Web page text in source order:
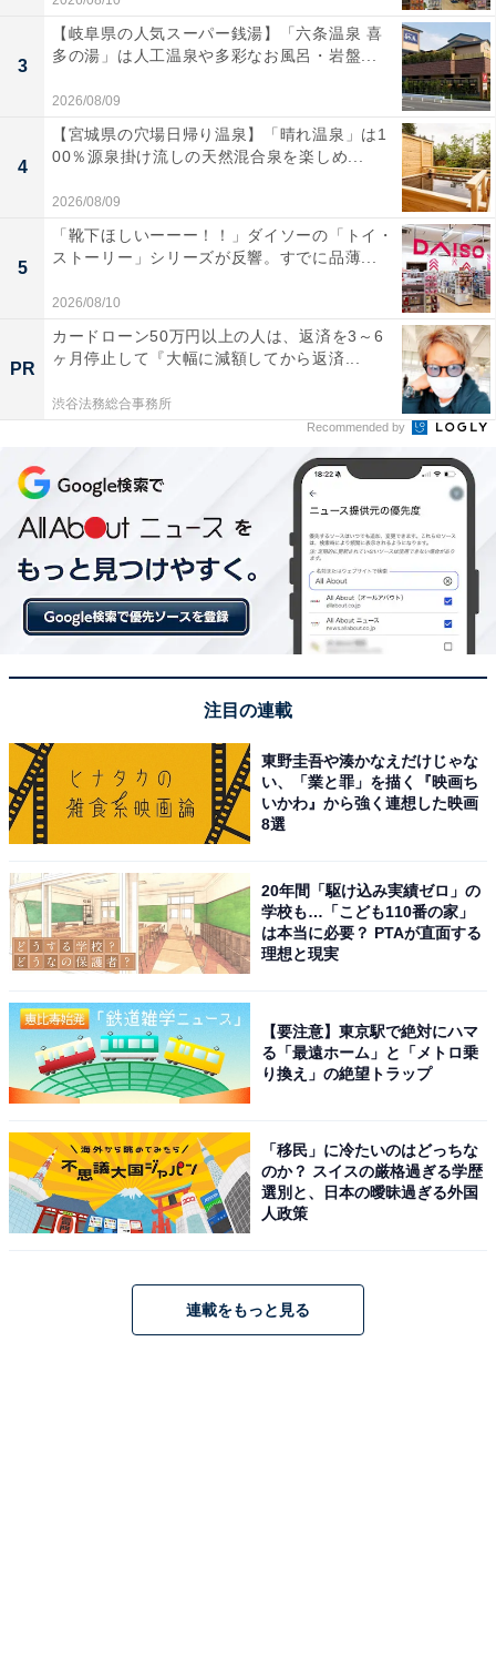
3
【岐阜県の人気スーパー銭湯】「六条温泉 喜
多の湯」は人工温泉や多彩なお風呂・岩盤...
2026/08/09
4
【宮城県の穴場日帰り温泉】「晴れ温泉」は1
00％源泉掛け流しの天然混合泉を楽しめ...
2026/08/09
5
「靴下ほしいーーー！！」ダイソーの「トイ・
ストーリー」シリーズが反響。すでに品薄...
2026/08/10
PR
カードローン50万円以上の人は、返済を3～6
ヶ月停止して『大幅に減額してから返済...
渋谷法務総合事務所
Recommended by
注目の連載
東野圭吾や湊かなえだけじゃな
い、「業と罪」を描く『映画ち
いかわ』から強く連想した映画
8選
20年間「駆け込み実績ゼロ」の
学校も…「こども110番の家」
は本当に必要？ PTAが直面する
理想と現実
【要注意】東京駅で絶対にハマ
る「最遠ホーム」と「メトロ乗
り換え」の絶望トラップ
「移民」に冷たいのはどっちな
のか？ スイスの厳格過ぎる学歴
選別と、日本の曖昧過ぎる外国
人政策
連載をもっと見る